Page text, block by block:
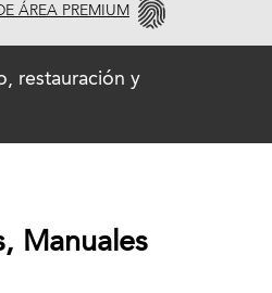
ÁREA PREMIUM
restauración y
Manuales